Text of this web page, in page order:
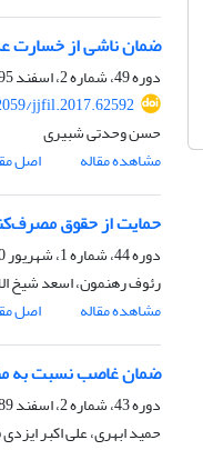
ضمان ناشی از خسارت
دوره 49، شماره 2، اسفند 1395، صفحه
jjfil.2017.62592
حسن وحدتی شبیری
مشاهده مقاله
اصل
حمایت از حقوق
دوره 44، شماره 1، شهریور 1390، صفحه
رئوف رهنمون، اسعد شیخ
مشاهده مقاله
اصل
ضمان غاصب نسبت به
دوره 43، شماره 2، اسفند 1389، صفحه
حمید ابهری، علی اکبر